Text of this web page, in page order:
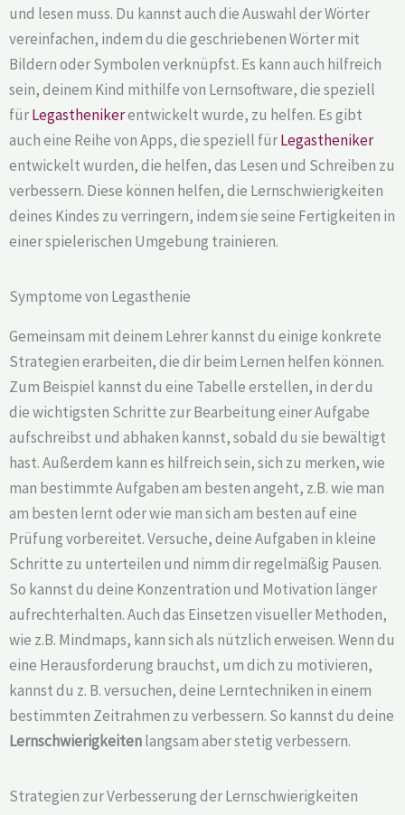
und lesen muss. Du kannst auch die Auswahl der Wörter
vereinfachen, indem du die geschriebenen Wörter mit
Bildern oder Symbolen verknüpfst. Es kann auch hilfreich
sein, deinem Kind mithilfe von Lernsoftware, die speziell
fürLegasthenikerentwickelt wurde, zu helfen. Es gibt
auch eine Reihe von Apps, die speziell fürLegastheniker
entwickelt wurden, die helfen, das Lesen und Schreiben zu
verbessern. Diese können helfen, die Lernschwierigkeiten
deines Kindes zu verringern, indem sie seine Fertigkeiten in
einer spielerischen Umgebung trainieren.
Symptome von Legasthenie
Gemeinsam mit deinem Lehrer kannst du einige konkrete
Strategien erarbeiten, die dir beim Lernen helfen können.
Zum Beispiel kannst du eine Tabelle erstellen, in der du
die wichtigsten Schritte zur Bearbeitung einer Aufgabe
aufschreibst und abhaken kannst, sobald du sie bewältigt
hast. Außerdem kann es hilfreich sein, sich zu merken, wie
man bestimmte Aufgaben am besten angeht, z.B. wie man
am besten lernt oder wie man sich am besten auf eine
Prüfung vorbereitet. Versuche, deine Aufgaben in kleine
Schritte zu unterteilen und nimm dir regelmäßig Pausen.
So kannst du deine Konzentration und Motivation länger
aufrechterhalten. Auch das Einsetzen visueller Methoden,
wie z.B. Mindmaps, kann sich als nützlich erweisen. Wenn du
eine Herausforderung brauchst, um dich zu motivieren,
kannst du z. B. versuchen, deine Lerntechniken in einem
bestimmten Zeitrahmen zu verbessern. So kannst du deine
Lernschwierigkeitenlangsam aber stetig verbessern.
Strategien zur Verbesserung der Lernschwierigkeiten